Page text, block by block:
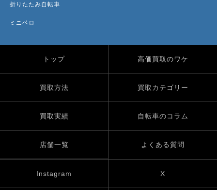
折りたたみ自転車
ミニベロ
トップ 高価買取のワケ
買取方法 買取カテゴリー
買取実績 自転車のコラム
店舗一覧 よくある質問
Instagram X